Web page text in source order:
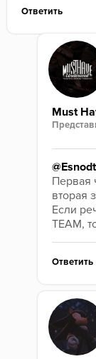
Ответить
Must
@Esnodt
Первая
вторая
Если
TEAM,
Ответить